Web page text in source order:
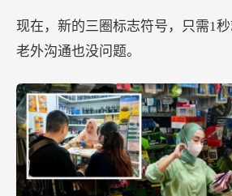
现在，新的三圈标志符号，只需1
老外沟通也没问题。